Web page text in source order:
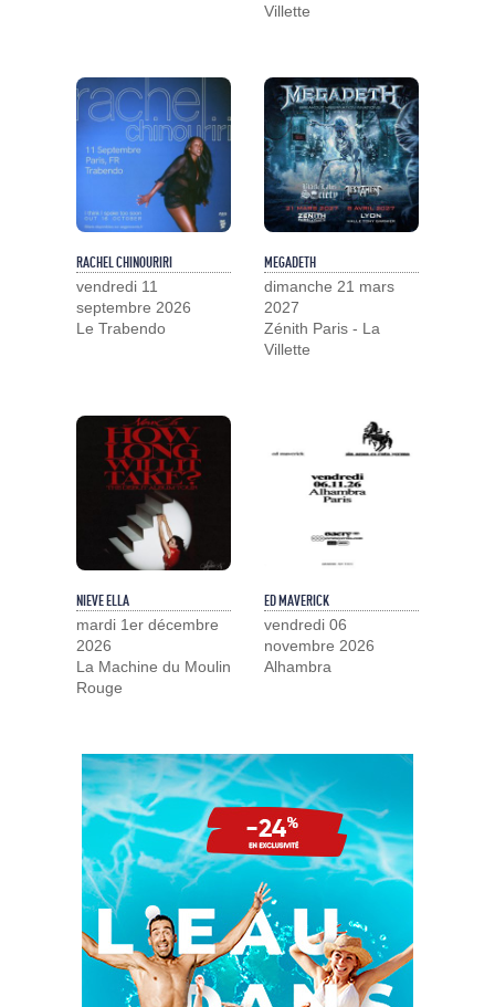
Villette
RACHEL CHINOURIRI
vendredi 11
septembre 2026
Le Trabendo
MEGADETH
dimanche 21 mars
2027
Zénith Paris - La
Villette
NIEVE ELLA
mardi 1er décembre
2026
La Machine du Moulin
Rouge
ED MAVERICK
vendredi 06
novembre 2026
Alhambra